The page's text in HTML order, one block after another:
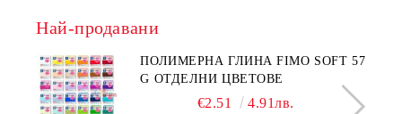
Най-продавани
ПОЛИМЕРНА ГЛИНА FIMO SOFT 57
G ОТДЕЛНИ ЦВЕТОВЕ
€2.51 4.91лв.